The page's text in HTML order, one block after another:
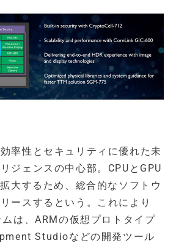
率性とセキュリティに優れた未
ジェンスの中心部。CPUとGPU
大するため、総合的なソフトウ
ースするという。これにより
は、ARMの仮想プロトタイプ
Studioなどの開発ツール